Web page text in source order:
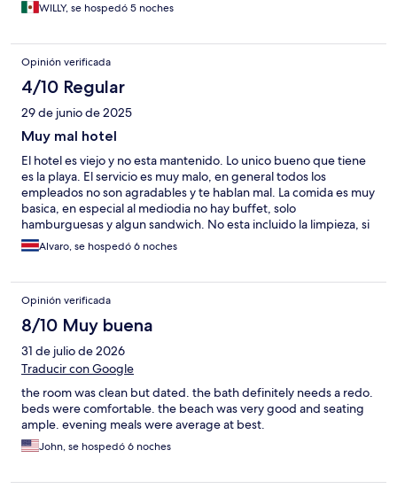
WILLY, se hospedó 5 noches
Opinión verificada
4/10 Regular
29 de junio de 2025
Muy mal hotel
El hotel es viejo y no esta mantenido. Lo unico bueno que tiene
es la playa. El servicio es muy malo, en general todos los
empleados no son agradables y te hablan mal. La comida es muy
basica, en especial al mediodia no hay buffet, solo
hamburguesas y algun sandwich. No esta incluido la limpieza, si
la quieres te la cobran aparte. Si bien para los precios de la isla
es barato, la verdad que no vale la pena quedarse allí.
Alvaro, se hospedó 6 noches
Opinión verificada
8/10 Muy buena
31 de julio de 2026
Traducir con Google
the room was clean but dated. the bath definitely needs a redo.
beds were comfortable. the beach was very good and seating
ample. evening meals were average at best.
John, se hospedó 6 noches